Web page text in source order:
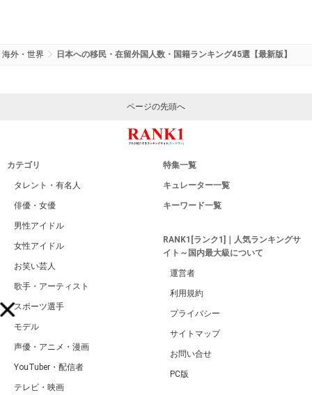
海外・世界 日本への移民・在留外国人数・国籍ランキング45選【最新版】
ページの先頭へ
カテゴリ
タレント・有名人
俳優・女優
男性アイドル
女性アイドル
お笑い芸人
歌手・アーティスト
スポーツ選手
モデル
声優・アニメ・漫画
YouTuber・配信者
テレビ・映画
特集一覧
キュレーター一覧
キーワード一覧
RANK1[ランク1]｜人気ランキングサ
イト～国内最大級について
運営者
利用規約
プライバシー
サイトマップ
お問い合せ
PC版